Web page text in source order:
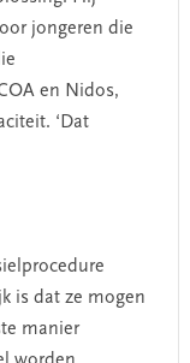
jongeren die
en Nidos,
‘Dat
is dat ze mogen
manier